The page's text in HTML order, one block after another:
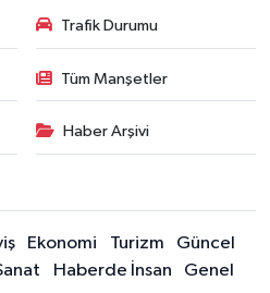
Trafik Durumu
Tüm Manşetler
Haber Arşivi
Ekonomi Turizm
Güncel
Haberde İnsan Genel